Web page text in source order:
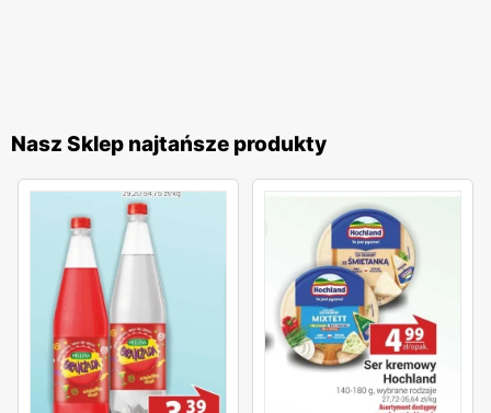
Nasz Sklep najtańsze produkty